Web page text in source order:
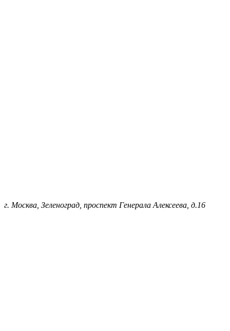
г. Москва, Зеленоград, проспект Генерала Алексеева, д.16